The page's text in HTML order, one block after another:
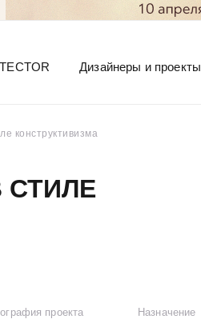
Дизайнеры и проекты
конструктивизма
СТИЛЕ
проекта Назначение